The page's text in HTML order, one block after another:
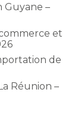
Guyane –
et
de
Réunion –